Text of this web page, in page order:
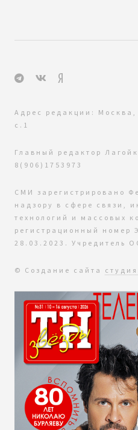
Адрес редакции:
с.1
Главный редактор
8(906)1753973
СМИ зарегистрировано
надзору в сфере связи,
технологий и массовых
регистрационный номер
28.03.2023. Учредитель
© Создание сайта